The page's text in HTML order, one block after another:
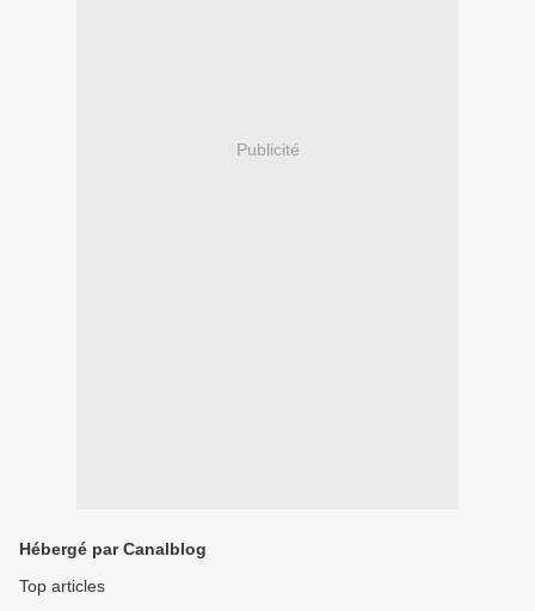
Publicité
Hébergé par Canalblog
Top articles